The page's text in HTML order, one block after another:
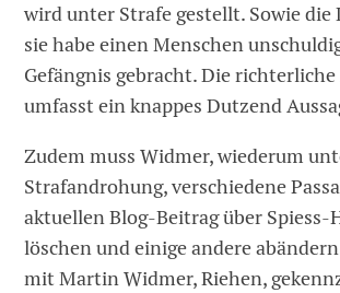
wird unter Strafe gestellt. Sowie
sie habe einen Menschen
Gefängnis gebracht. Die
umfasst ein knappes Dutzend
Zudem muss Widmer, wiederum
Strafandrohung, verschiedene
aktuellen Blog-Beitrag über Spiess-
löschen und einige andere
mit Martin Widmer, Riehen,